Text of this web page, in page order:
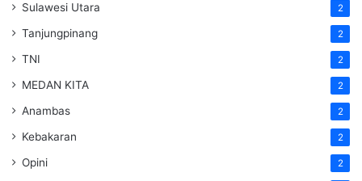
Sulawesi Utara 2
Tanjungpinang 2
TNI 2
MEDAN KITA 2
Anambas 2
Kebakaran 2
Opini 2